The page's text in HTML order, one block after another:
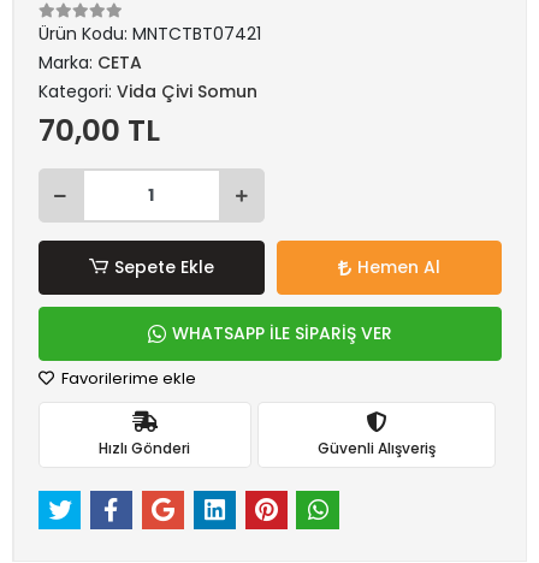
Ürün Kodu: MNTCTBT07421
Marka: CETA
Kategori: Vida Çivi Somun
70,00 TL
Sepete Ekle Hemen Al
WHATSAPP İLE SİPARİŞ VER
Favorilerime ekle
Hızlı Gönderi Güvenli Alışveriş